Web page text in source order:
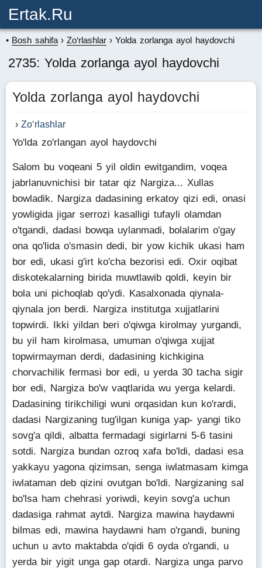
Ertak.ru
Bosh sahifa Zo‘rlashlar Yolda zorlanga ayol haydovchi
2735: Yolda zorlanga ayol haydovchi
Yolda zorlanga ayol haydovchi
Zo‘rlashlar
Yo'lda zo'rlangan ayol haydovchi
Salom bu voqeani 5 yil oldin ewitgandim, voqea
jabrlanuvnichisi bir tatar qiz Nargiza... Xullas
bowladik. Nargiza dadasining erkatoy qizi edi, onasi
yowligida jigar serrozi kasalligi tufayli olamdan
o'tgandi, dadasi bowqa uylanmadi, bolalarim o'gay
ona qo'lida o'smasin dedi, bir yow kichik ukasi ham
bor edi, ukasi g'irt ko'cha bezorisi edi. Oxir oqibat
diskotekalarning birida muwtlawib qoldi, keyin bir
bola uni pichoqlab qo'ydi. Kasalxonada qiynala-
qiynala jon berdi. Nargiza institutga xujjatlarini
topwirdi. Ikki yildan beri o'qiwga kirolmay yurgandi,
bu yil ham kirolmasa, umuman o'qiwga xujjat
topwirmayman derdi, dadasining kichkigina
chorvachilik fermasi bor edi, u yerda 30 tacha sigir
bor edi, Nargiza bo'w vaqtlarida wu yerga kelardi.
Dadasining tirikchiligi wuni orqasidan kun ko'rardi,
dadasi Nargizaning tug'ilgan kuniga yap- yangi tiko
sovg'a qildi, albatta fermadagi sigirlarni 5-6 tasini
sotdi. Nargiza bundan ozroq xafa bo'ldi, dadasi esa
yakkayu yagona qizimsan, senga iwlatmasam kimga
iwlataman deb qizini ovutgan bo'ldi. Nargizaning sal
bo'lsa ham chehrasi yoriwdi, keyin sovg'a uchun
dadasiga rahmat aytdi. Nargiza mawina haydawni
bilmas edi, mawina haydawni ham o'rgandi, buning
uchun u avto maktabda o'qidi 6 oyda o'rgandi, u
yerda bir yigit unga gap otardi. Nargiza unga parvo